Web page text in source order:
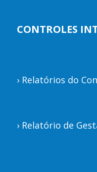
CONTROLES
› Relatórios do
› Relatório de